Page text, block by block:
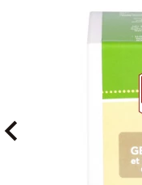
prendre soin de